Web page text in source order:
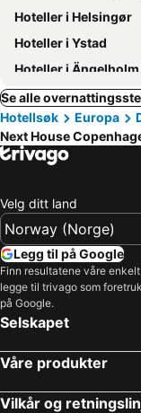
Hoteller i Helsingør
Hoteller i Ystad
Hoteller i Ängelholm
Se alle
Hotellsøk
Europa
Next House
Velg ditt land
Legg til på Google
Finn resultatene våre
legge til trivago som
på Google.
Selskapet
Våre produkter
Vilkår og